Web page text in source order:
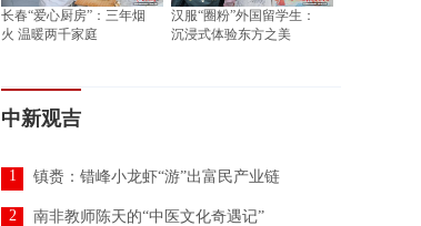
长春“爱心厨房”：三年烟
火 温暖两千家庭
汉服“圈粉”外国留学生：
沉浸式体验东方之美
中新观吉
1 镇赉：错峰小龙虾“游”出富民产业链
2 南非教师陈天的“中医文化奇遇记”